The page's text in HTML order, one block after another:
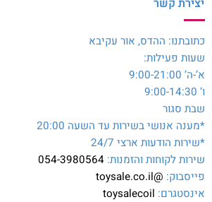
יצירת קשר
כתובתנו: ההדס, אור עקיבא
שעות פעילות:
א’-ה’ 9:00-21:00
ו’ 9:00-14:30
שבת סגור
*מענה אנושי בשירות עד השעה 20:00
*שירות הודעות ארצי 24/7
שירות לקוחות והזמנות: 054-3980564
פייסבוק: @toysale.co.il
אינסטגרם: toysalecoil